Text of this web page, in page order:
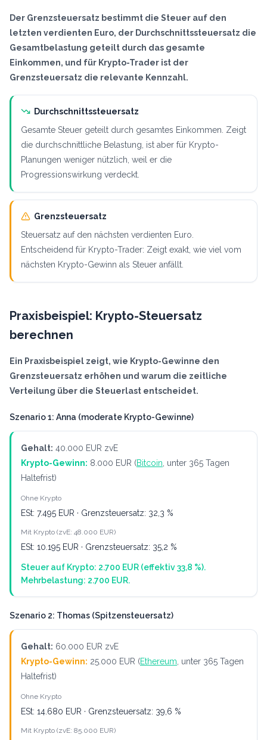
Der Grenzsteuersatz bestimmt die Steuer auf den
letzten verdienten Euro, der Durchschnittssteuersatz die
Gesamtbelastung geteilt durch das gesamte
Einkommen, und für Krypto-Trader ist der
Grenzsteuersatz die relevante Kennzahl.
Durchschnittssteuersatz
Gesamte Steuer geteilt durch gesamtes Einkommen. Zeigt
die durchschnittliche Belastung, ist aber für Krypto-
Planungen weniger nützlich, weil er die
Progressionswirkung verdeckt.
Grenzsteuersatz
Steuersatz auf den nächsten verdienten Euro.
Entscheidend für Krypto-Trader: Zeigt exakt, wie viel vom
nächsten Krypto-Gewinn als Steuer anfällt.
Praxisbeispiel: Krypto-Steuersatz
berechnen
Ein Praxisbeispiel zeigt, wie Krypto-Gewinne den
Grenzsteuersatz erhöhen und warum die zeitliche
Verteilung über die Steuerlast entscheidet.
Szenario 1: Anna (moderate Krypto-Gewinne)
Gehalt: 40.000 EUR zvE
Krypto-Gewinn: 8.000 EUR (Bitcoin , unter 365 Tagen
Haltefrist)
Ohne Krypto
ESt: 7.495 EUR · Grenzsteuersatz: 32,3 %
Mit Krypto (zvE: 48.000 EUR)
ESt: 10.195 EUR · Grenzsteuersatz: 35,2 %
Steuer auf Krypto: 2.700 EUR (effektiv 33,8 %).
Mehrbelastung: 2.700 EUR.
Szenario 2: Thomas (Spitzensteuersatz)
Gehalt: 60.000 EUR zvE
Krypto-Gewinn: 25.000 EUR (Ethereum , unter 365 Tagen
Haltefrist)
Ohne Krypto
ESt: 14.680 EUR · Grenzsteuersatz: 39,6 %
Mit Krypto (zvE: 85.000 EUR)